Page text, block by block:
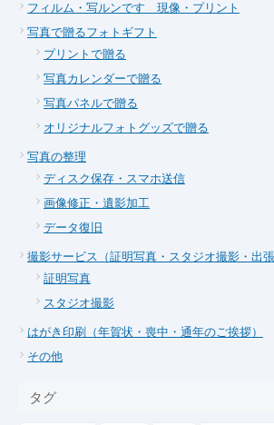
フィルム・写ルンです 現像・プリント
写真で贈るフォトギフト
プリントで贈る
写真カレンダーで贈る
写真パネルで贈る
オリジナルフォトグッズで贈る
写真の整理
ディスク保存・スマホ送信
画像修正・遺影加工
データ復旧
撮影サービス（証明写真・スタジオ撮影・出張
証明写真
スタジオ撮影
はがき印刷（年賀状・喪中・通年のご挨拶）
その他
タグ